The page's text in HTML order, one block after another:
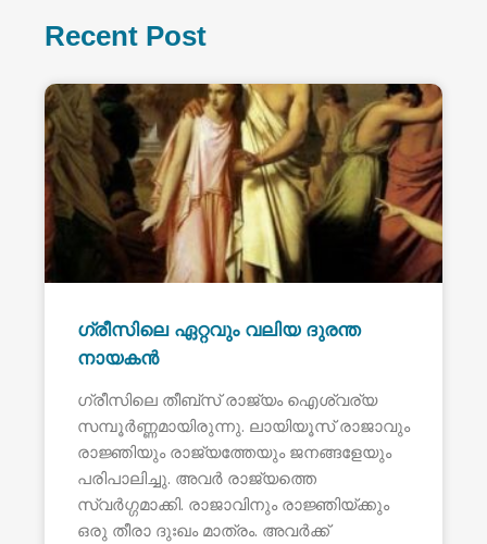
Recent Post
ഗ്രീസിലെ ഏറ്റവും വലിയ ദുരന്ത
നായകൻ
ഗ്രീസിലെ തീബ്സ് രാജ്യം ഐശ്വര്യ
സമ്പൂർണ്ണമായിരുന്നു. ലായിയൂസ് രാജാവും
രാജ്ഞിയും രാജ്യത്തേയും ജനങ്ങളേയും
പരിപാലിച്ചു. അവർ രാജ്യത്തെ
സ്വർഗ്ഗമാക്കി. രാജാവിനും രാജ്ഞിയ്ക്കും
ഒരു തീരാ ദുഃഖം മാത്രം. അവർക്ക്